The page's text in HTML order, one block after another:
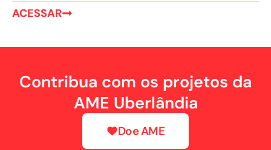
ACESSAR
Contribua com os projetos da
AME Uberlândia
Doe AME